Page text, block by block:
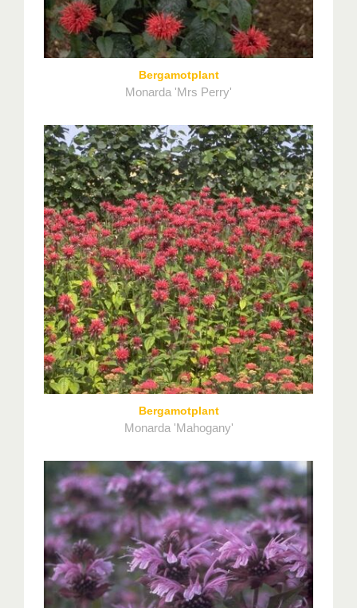
Bergamotplant
Monarda 'Mrs Perry'
Bergamotplant
Monarda 'Mahogany'